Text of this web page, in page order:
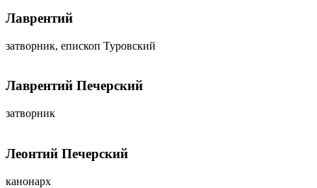
Лаврентий
затворник, епископ Туровский
Лаврентий Печерский
затворник
Леонтий Печерский
канонарх